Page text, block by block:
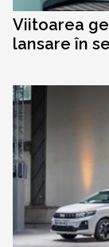
Viitoarea
lansare în